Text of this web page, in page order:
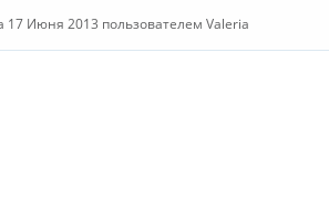
17 Июня 2013 пользователем Valeria